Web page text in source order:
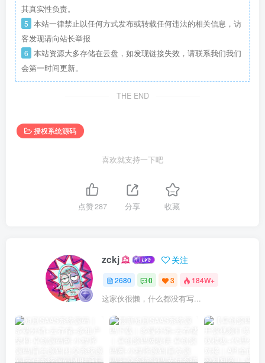
其真实性负责。
5 本站一律禁止以任何方式发布或转载任何违法的相关信息，访
客发现请向站长举报
6 本站资源大多存储在云盘，如发现链接失效，请联系我们我们
会第一时间更新。
THE END
授权系统源码
喜欢就支持一下吧
点赞287 分享 收藏
zckj 关注
2680 0 3 184W+
这家伙很懒，什么都没有写...